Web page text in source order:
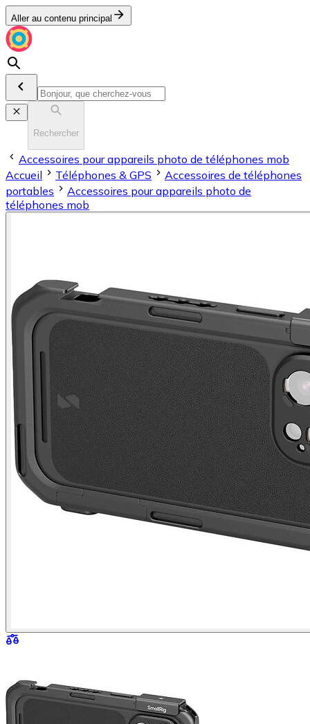
Aller au contenu principal
Rechercher
Accessoires pour appareils photo de téléphones mob
Accueil
Téléphones & GPS
Accessoires de téléphones
portables
Accessoires pour appareils photo de
téléphones mob